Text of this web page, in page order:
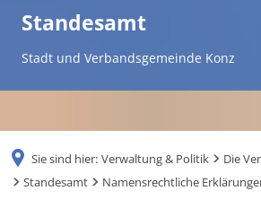
Standesamt
Stadt und Verbandsgemeinde Konz
Sie sind hier: Verwaltung & Politik
Die
Standesamt
Namensrechtliche